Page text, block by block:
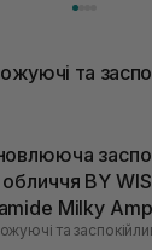
та
BY
Milky
та